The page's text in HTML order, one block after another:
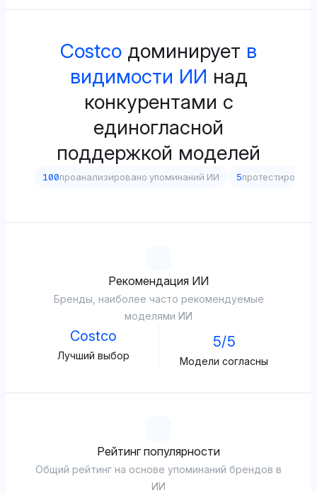
Costco доминирует в
видимости ИИ над
конкурентами с
единогласной
поддержкой моделей
100проанализировано упоминаний ИИ 5
Рекомендация ИИ
Бренды, наиболее часто рекомендуемые
моделями ИИ
Costco
Лучший выбор
5/5
Модели согласны
Рейтинг популярности
Общий рейтинг на основе упоминаний брендов в
ИИ